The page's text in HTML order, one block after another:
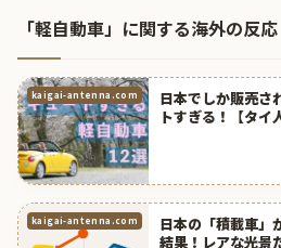
「軽自動車」に関する海外の反応
kaigai-antenna.com
日本でしか販売さ
トすぎる！【タイ
kaigai-antenna.com
日本の「積載車」
結果！レアな光景